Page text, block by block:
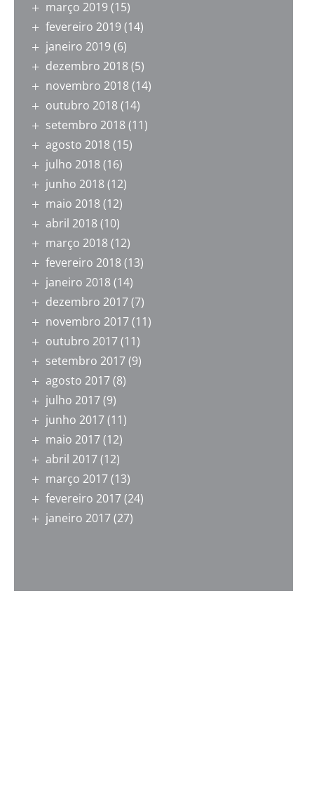
março 2019(15)
fevereiro 2019(14)
janeiro 2019(6)
dezembro 2018(5)
novembro 2018(14)
outubro 2018(14)
setembro 2018(11)
agosto 2018(15)
julho 2018(16)
junho 2018(12)
maio 2018(12)
abril 2018(10)
março 2018(12)
fevereiro 2018(13)
janeiro 2018(14)
dezembro 2017(7)
novembro 2017(11)
outubro 2017(11)
setembro 2017(9)
agosto 2017(8)
julho 2017(9)
junho 2017(11)
maio 2017(12)
abril 2017(12)
março 2017(13)
fevereiro 2017(24)
janeiro 2017(27)